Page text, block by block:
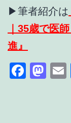
▶筆者紹介は
｜35歳で医
進』